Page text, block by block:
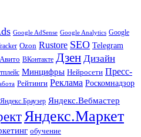
Google AdSense Google Analytics Google
Ozon Rustore SEO Telegram
Авито ВКонтакте Дзен Дизайн
Минцифры Нейросети Пресс-
Рейтинги Реклама Роскомнадзор
Яндекс.Браузер Яндекс.Вебмастер
Яндекс.Маркет
обучение